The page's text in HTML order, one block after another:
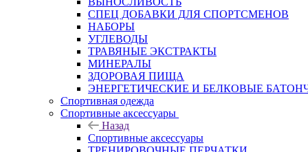
СПЕЦ ДОБАВКИ ДЛЯ СПОРТСМЕНОВ
НАБОРЫ
УГЛЕВОДЫ
ТРАВЯНЫЕ ЭКСТРАКТЫ
МИНЕРАЛЫ
ЗДОРОВАЯ ПИЩА
ЭНЕРГЕТИЧЕСКИЕ И БЕЛКОВЫЕ
Спортивная одежда
Спортивные аксессуары
Назад
Спортивные аксессуары